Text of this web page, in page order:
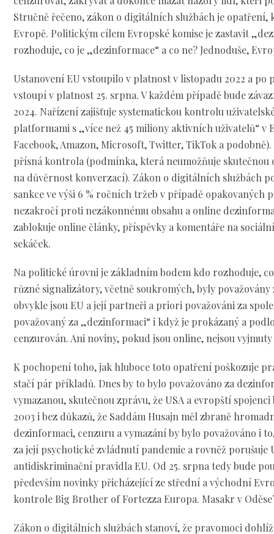
Stručně řečeno, zákon o digitálních službách je opatření,
Evropě. Politickým cílem Evropské komise je zastavit
rozhoduje, co je „dezinformace“ a co ne? Jednoduše,
Ustanovení EU vstoupilo v platnost v listopadu 2022 a po
vstoupí v platnost 25. srpna. V každém případě bude
2024. Nařízení zajišťuje systematickou kontrolu
platformami s „více než 45 miliony aktivních uživatelů“ v
Facebook, Amazon, Microsoft, Twitter, TikTok a
přísná kontrola (podmínka, která neumožňuje
na důvěrnost konverzací). Zákon o digitálních službách
sankce ve výši 6 % ročních tržeb v případě opakovaných
nezakročí proti nezákonnému obsahu a online
zablokuje online články, příspěvky a komentáře na
sekáček.
Na politické úrovni je základním bodem kdo rozhoduje,
různé signalizátory, včetně soukromých, byly považovány
obvykle jsou EU a její partneři a priori považováni za
považovaný za „dezinformaci“ i když je prokázaný a
cenzurován. Ani noviny, pokud jsou online, nejsou vyjmuty
K pochopení toho, jak hluboce toto opatření poškozuje
stačí pár příkladů. Dnes by to bylo považováno za
vymazanou, skutečnou zprávu, že USA a evropští
2003 i bez důkazů, že Saddám Husajn měl zbraně
dezinformaci, cenzuru a vymazání by bylo považováno i
za její psychotické zvládnutí pandemie a rovněž porušuje
antidiskriminační pravidla EU. Od 25. srpna tedy bude
především novinky přicházející ze střední a východní
kontrole Big Brother of Fortezza Europa. Masakr v
Zákon o digitálních službách stanoví, že pravomoci